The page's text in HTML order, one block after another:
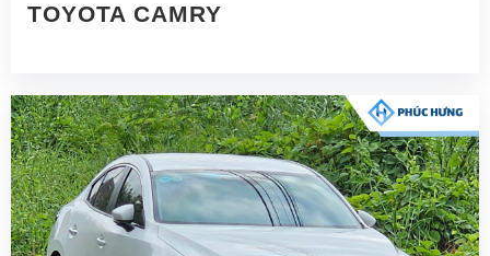
TOYOTA CAMRY